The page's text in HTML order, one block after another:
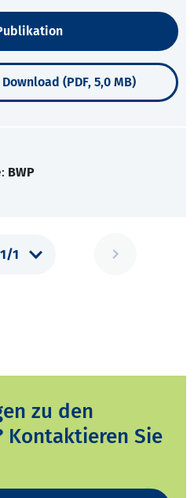
(PDF, 5,0 MB)
BWP
zu den
Kontaktieren Sie